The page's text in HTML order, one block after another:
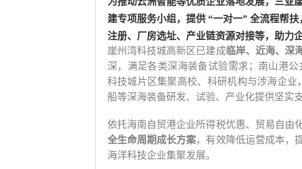
建专项服务小组，提供 “一对一” 全流程帮
注册、厂房选址、产业链资源对接等，助力
崖州湾科技城高新区已建成临岸、近海、深
深，满足各类深海装备试验需求；南山港
科技城片区集聚高校、科研机构与涉海企业
船等深海装备研发、试验、产业化提供坚实支
依托海南自贸港企业所得税优惠、贸易自由
全生命周期成长方案，有效降低运营成本，
海洋科技企业集聚发展。